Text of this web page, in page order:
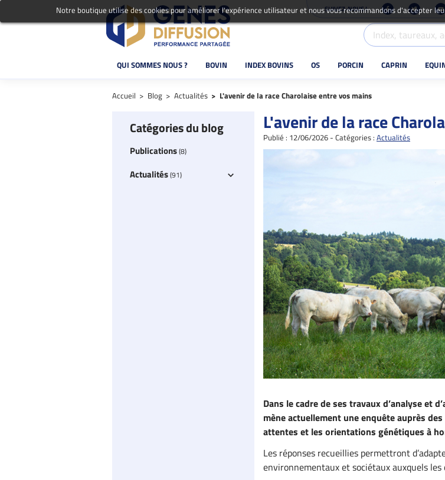
SUIVEZ-NOUS !
QUI SOMMES NOUS ? BOVIN INDEX BOVINS OS PORCIN CAPRIN
Accueil Blog Actualités L'avenir de la race Charolaise entre vos mains
Catégories du blog
Publications(8)
Actualités(91)
L'avenir de la race
Publié : 12/06/2026 - Catégories : Actualités
Dans le cadre de ses travaux d’analyse et
mène actuellement une enquête auprès
attentes et les orientations génétiques à
Les réponses recueillies permettront
environnementaux et sociétaux auxquels
Notre boutique utilise des cookies pour améliorer l'expérience utilisateur et nous vous recommandons d'accepter